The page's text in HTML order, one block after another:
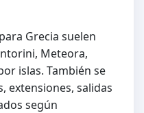
Grecia suelen
Meteora,
islas. También se
extensiones, salidas
según